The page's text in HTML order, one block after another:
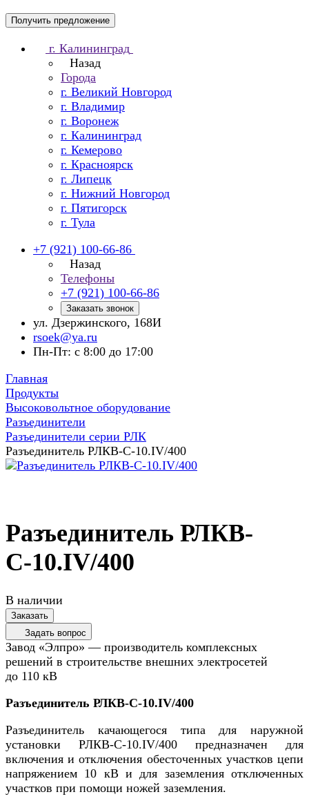
Получить предложение
г. Калининград
Назад
Города
г. Великий Новгород
г. Владимир
г. Воронеж
г. Калининград
г. Кемерово
г. Красноярск
г. Липецк
г. Нижний Новгород
г. Пятигорск
г. Тула
+7 (921) 100-66-86
Назад
Телефоны
+7 (921) 100-66-86
Заказать звонок
ул. Дзержинского, 168И
rsoek@ya.ru
Пн-Пт: с 8:00 до 17:00
Главная
Продукты
Высоковольтное оборудование
Разъединители
Разъединители серии РЛК
Разъединитель РЛКВ-С-10.IV/400
Разъединитель РЛКВ-
С-10.IV/400
В наличии
Заказать
Задать вопрос
Завод «Элпро» — производитель комплексных
решений в строительстве внешних электросетей
до 110 кВ
Разъединитель РЛКВ-С-10.IV/400
Разъединитель качающегося типа для наружной
установки РЛКВ-С-10.IV/400 предназначен для
включения и отключения обесточенных участков цепи
напряжением 10 кВ и для заземления отключенных
участков при помощи ножей заземления.